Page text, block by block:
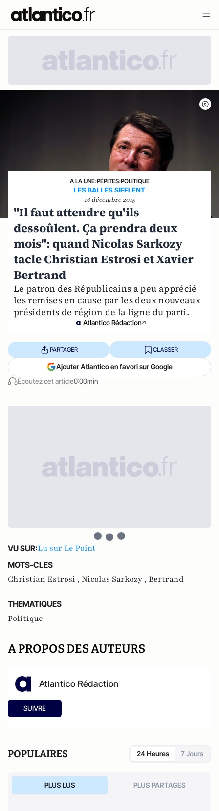
A LA UNE›PÉPITES›POLITIQUE
LES BALLES SIFFLENT
16 décembre 2015
"Il faut attendre qu'ils
dessoûlent. Ça prendra deux
mois": quand Nicolas Sarkozy
tacle Christian Estrosi et Xavier
Bertrand
Le patron des Républicains a peu apprécié
les remises en cause par les deux nouveaux
présidents de région de la ligne du parti.
Atlantico Rédaction
Écoutez cet article0:00min
PARTAGER CLASSER
Ajouter Atlantico en favori sur Google
VU SUR:Lu sur Le Point
MOTS-CLES
Christian Estrosi , Nicolas Sarkozy , Bertrand
THEMATIQUES
Politique
A PROPOS DES AUTEURS
Atlantico Rédaction
SUIVRE
POPULAIRES 24 Heures 7 Jours
PLUS LUS PLUS PARTAGES